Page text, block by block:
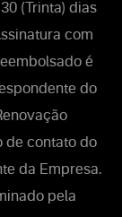
(Trinta) dias
com
é
do
de contato do
da Empresa.
pela